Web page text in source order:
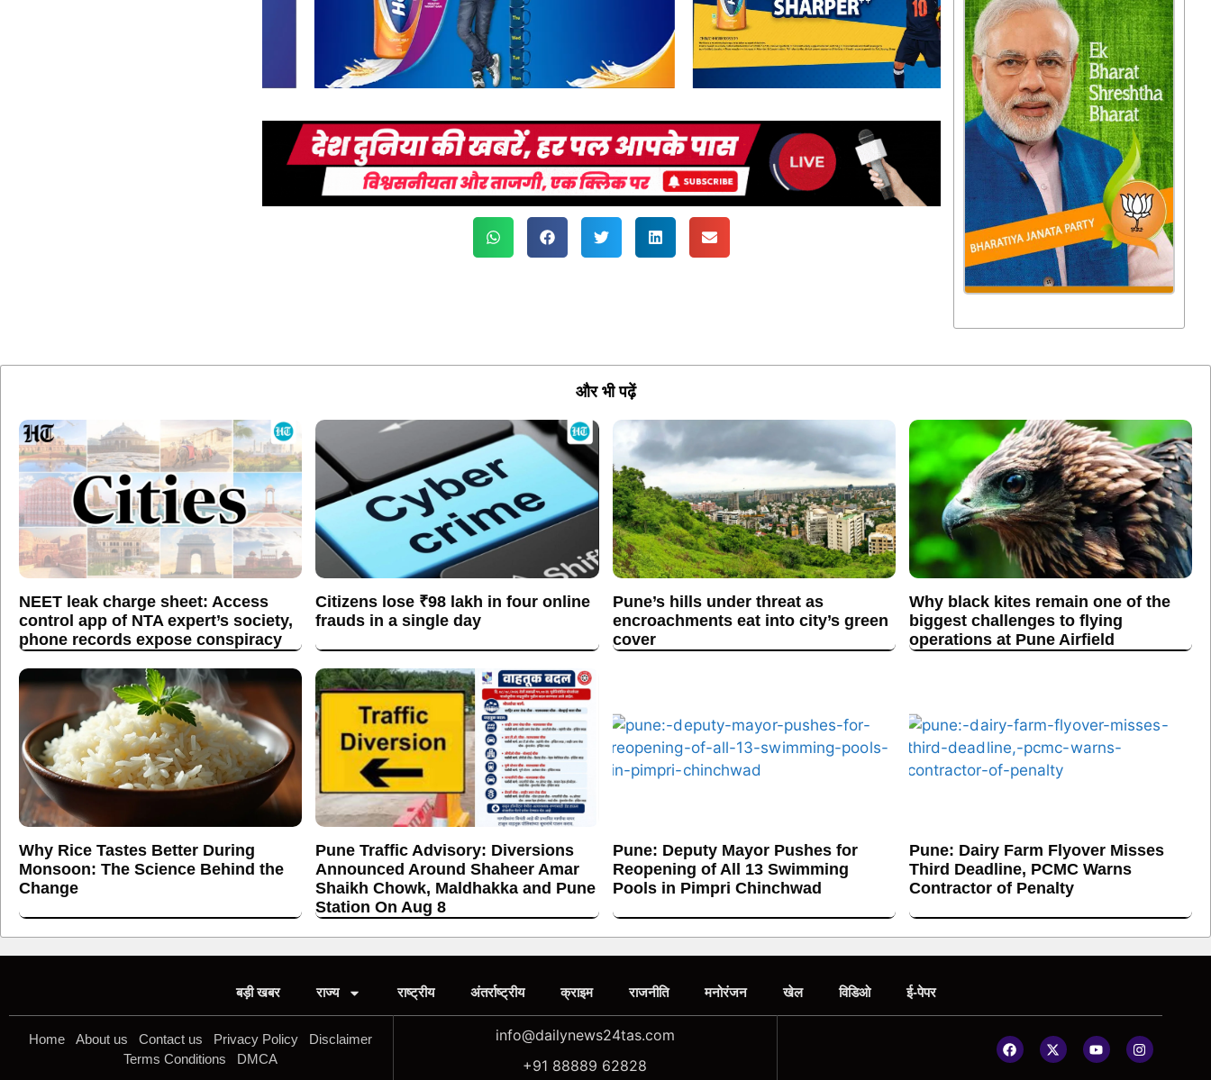
और भी पढ़ें
NEET leak charge sheet: Access
control app of NTA expert’s society,
phone records expose conspiracy
Citizens lose ₹98 lakh in four online
frauds in a single day
Pune’s hills under threat as
encroachments eat into city’s green
cover
Why black kites remain one of the
biggest challenges to flying
operations at Pune Airfield
Why Rice Tastes Better During
Monsoon: The Science Behind the
Change
Pune Traffic Advisory: Diversions
Announced Around Shaheer Amar
Shaikh Chowk, Maldhakka and Pune
Station On Aug 8
Pune: Deputy Mayor Pushes for
Reopening of All 13 Swimming
Pools in Pimpri Chinchwad
Pune: Dairy Farm Flyover Misses
Third Deadline, PCMC Warns
Contractor of Penalty
बड़ी खबर राज्य राष्ट्रीय अंतर्राष्ट्रीय क्राइम राजनीति मनोरंजन खेल विडिओ ई-पेपर
Home About us Contact us Privacy Policy
Disclaimer
Terms Conditions
DMCA
info@dailynews24tas.com
+91 88889 62828